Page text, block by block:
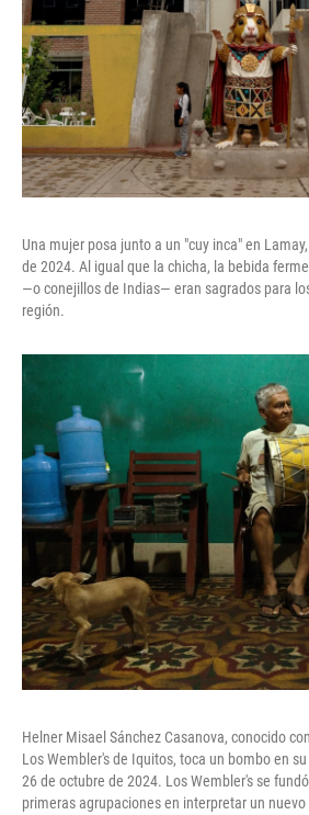
Una mujer posa junto a un "cuy inca" en
de 2024. Al igual que la chicha, la bebida
—o conejillos de Indias— eran sagrados para
región.
Helner Misael Sánchez Casanova, conocido
Los Wembler's de Iquitos, toca un bombo en
26 de octubre de 2024. Los Wembler's se
primeras agrupaciones en interpretar un